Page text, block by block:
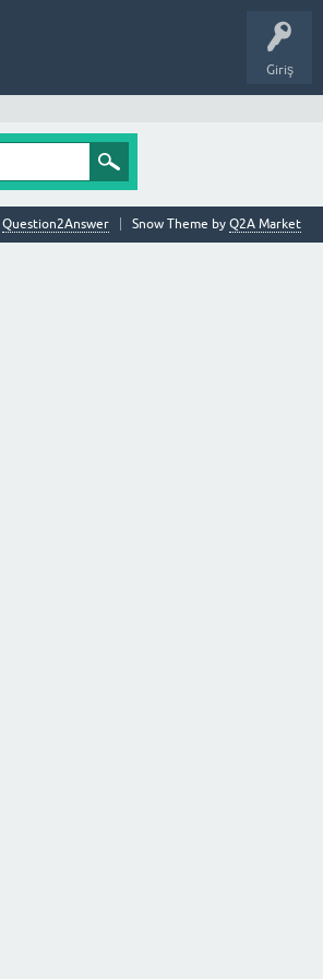
Giriş
Snow Theme by Q2A Market
Question2Answer